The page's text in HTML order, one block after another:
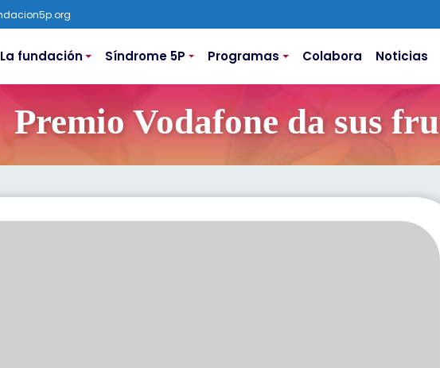
La fundación Síndrome 5P Programas Colabora Noticias
Premio Vodafone da sus